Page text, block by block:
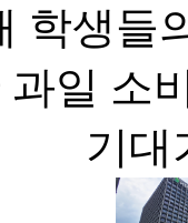
학생들
일 소
기대